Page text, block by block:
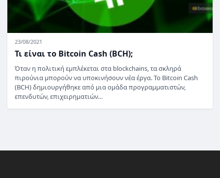
23/08/2021
Τι είναι το Bitcoin Cash (BCH);
Όταν η πολιτική εμπλέκεται στα blockchains, τα σκληρά
πιρούνια μπορούν να υποκινήσουν νέα έργα. Το Bitcoin Cash
(BCH) δημιουργήθηκε από μια ομάδα προγραμματιστών,
επενδυτών, επιχειρηματιών…